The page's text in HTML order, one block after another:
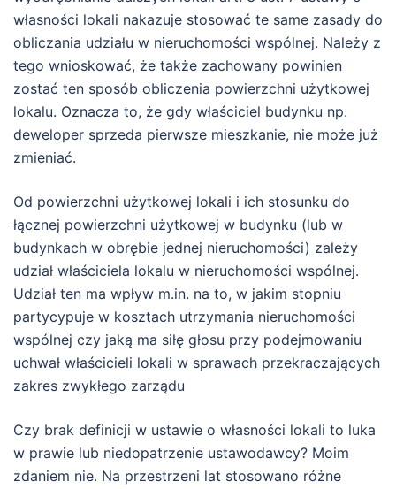
własności lokali nakazuje stosować te same zasady do
obliczania udziału w nieruchomości wspólnej. Należy z
tego wnioskować, że także zachowany powinien
zostać ten sposób obliczenia powierzchni użytkowej
lokalu. Oznacza to, że gdy właściciel budynku np.
deweloper sprzeda pierwsze mieszkanie, nie może już
zmieniać.
Od powierzchni użytkowej lokali i ich stosunku do
łącznej powierzchni użytkowej w budynku (lub w
budynkach w obrębie jednej nieruchomości) zależy
udział właściciela lokalu w nieruchomości wspólnej.
Udział ten ma wpływ m.in. na to, w jakim stopniu
partycypuje w kosztach utrzymania nieruchomości
wspólnej czy jaką ma siłę głosu przy podejmowaniu
uchwał właścicieli lokali w sprawach przekraczających
zakres zwykłego zarządu
Czy brak definicji w ustawie o własności lokali to luka
w prawie lub niedopatrzenie ustawodawcy? Moim
zdaniem nie. Na przestrzeni lat stosowano różne